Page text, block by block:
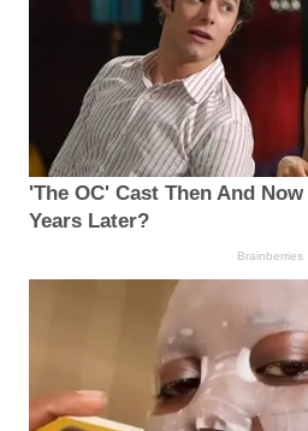
'The OC' Cast Then And
Years Later?
Brainberries